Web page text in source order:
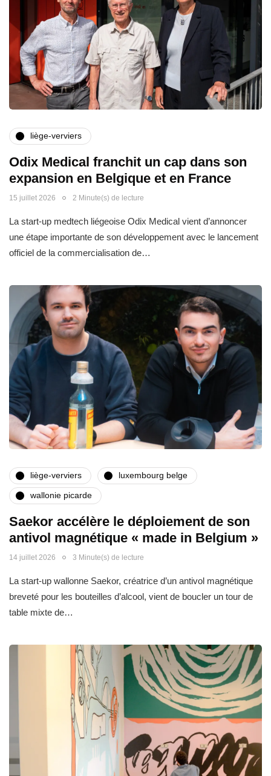
liège-verviers
Odix Medical franchit un cap dans son
expansion en Belgique et en France
15 juillet 2026 2 Minute(s) de lecture
La start-up medtech liégeoise Odix Medical vient d’annoncer
une étape importante de son développement avec le lancement
officiel de la commercialisation de…
liège-verviers luxembourg belge
wallonie picarde
Saekor accélère le déploiement de son
antivol magnétique « made in Belgium »
14 juillet 2026 3 Minute(s) de lecture
La start-up wallonne Saekor, créatrice d’un antivol magnétique
breveté pour les bouteilles d’alcool, vient de boucler un tour de
table mixte de…